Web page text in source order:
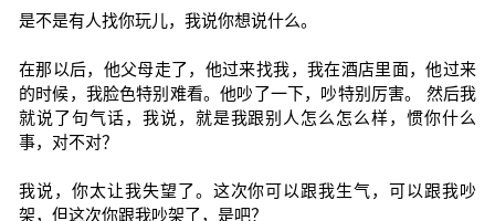
是不是有人找你玩儿，我说你想说什么。
在那以后，他父母走了，他过来找我，我在酒店里面，他过来
的时候，我脸色特别难看。他吵了一下，吵特别厉害。 然后我
就说了句气话，我说，就是我跟别人怎么怎么样，惯你什么
事，对不对？
我说，你太让我失望了。这次你可以跟我生气，可以跟我吵
架，但这次你跟我吵架了，是吧？